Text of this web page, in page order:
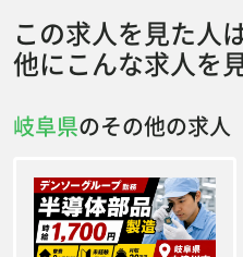
この求人を見た人
他にこんな求人を
岐阜県のその他の求人